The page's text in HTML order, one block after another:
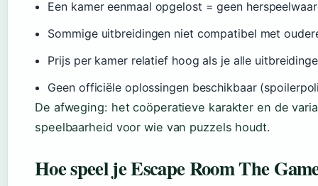
Een kamer eenmaal opgelost = geen
Sommige uitbreidingen niet compatibel met
Prijs per kamer relatief hoog als je alle
Geen officiële oplossingen beschikbaar
De afweging: het coöperatieve karakter en de
speelbaarheid voor wie van puzzels houdt.
Hoe speel je Escape Room The